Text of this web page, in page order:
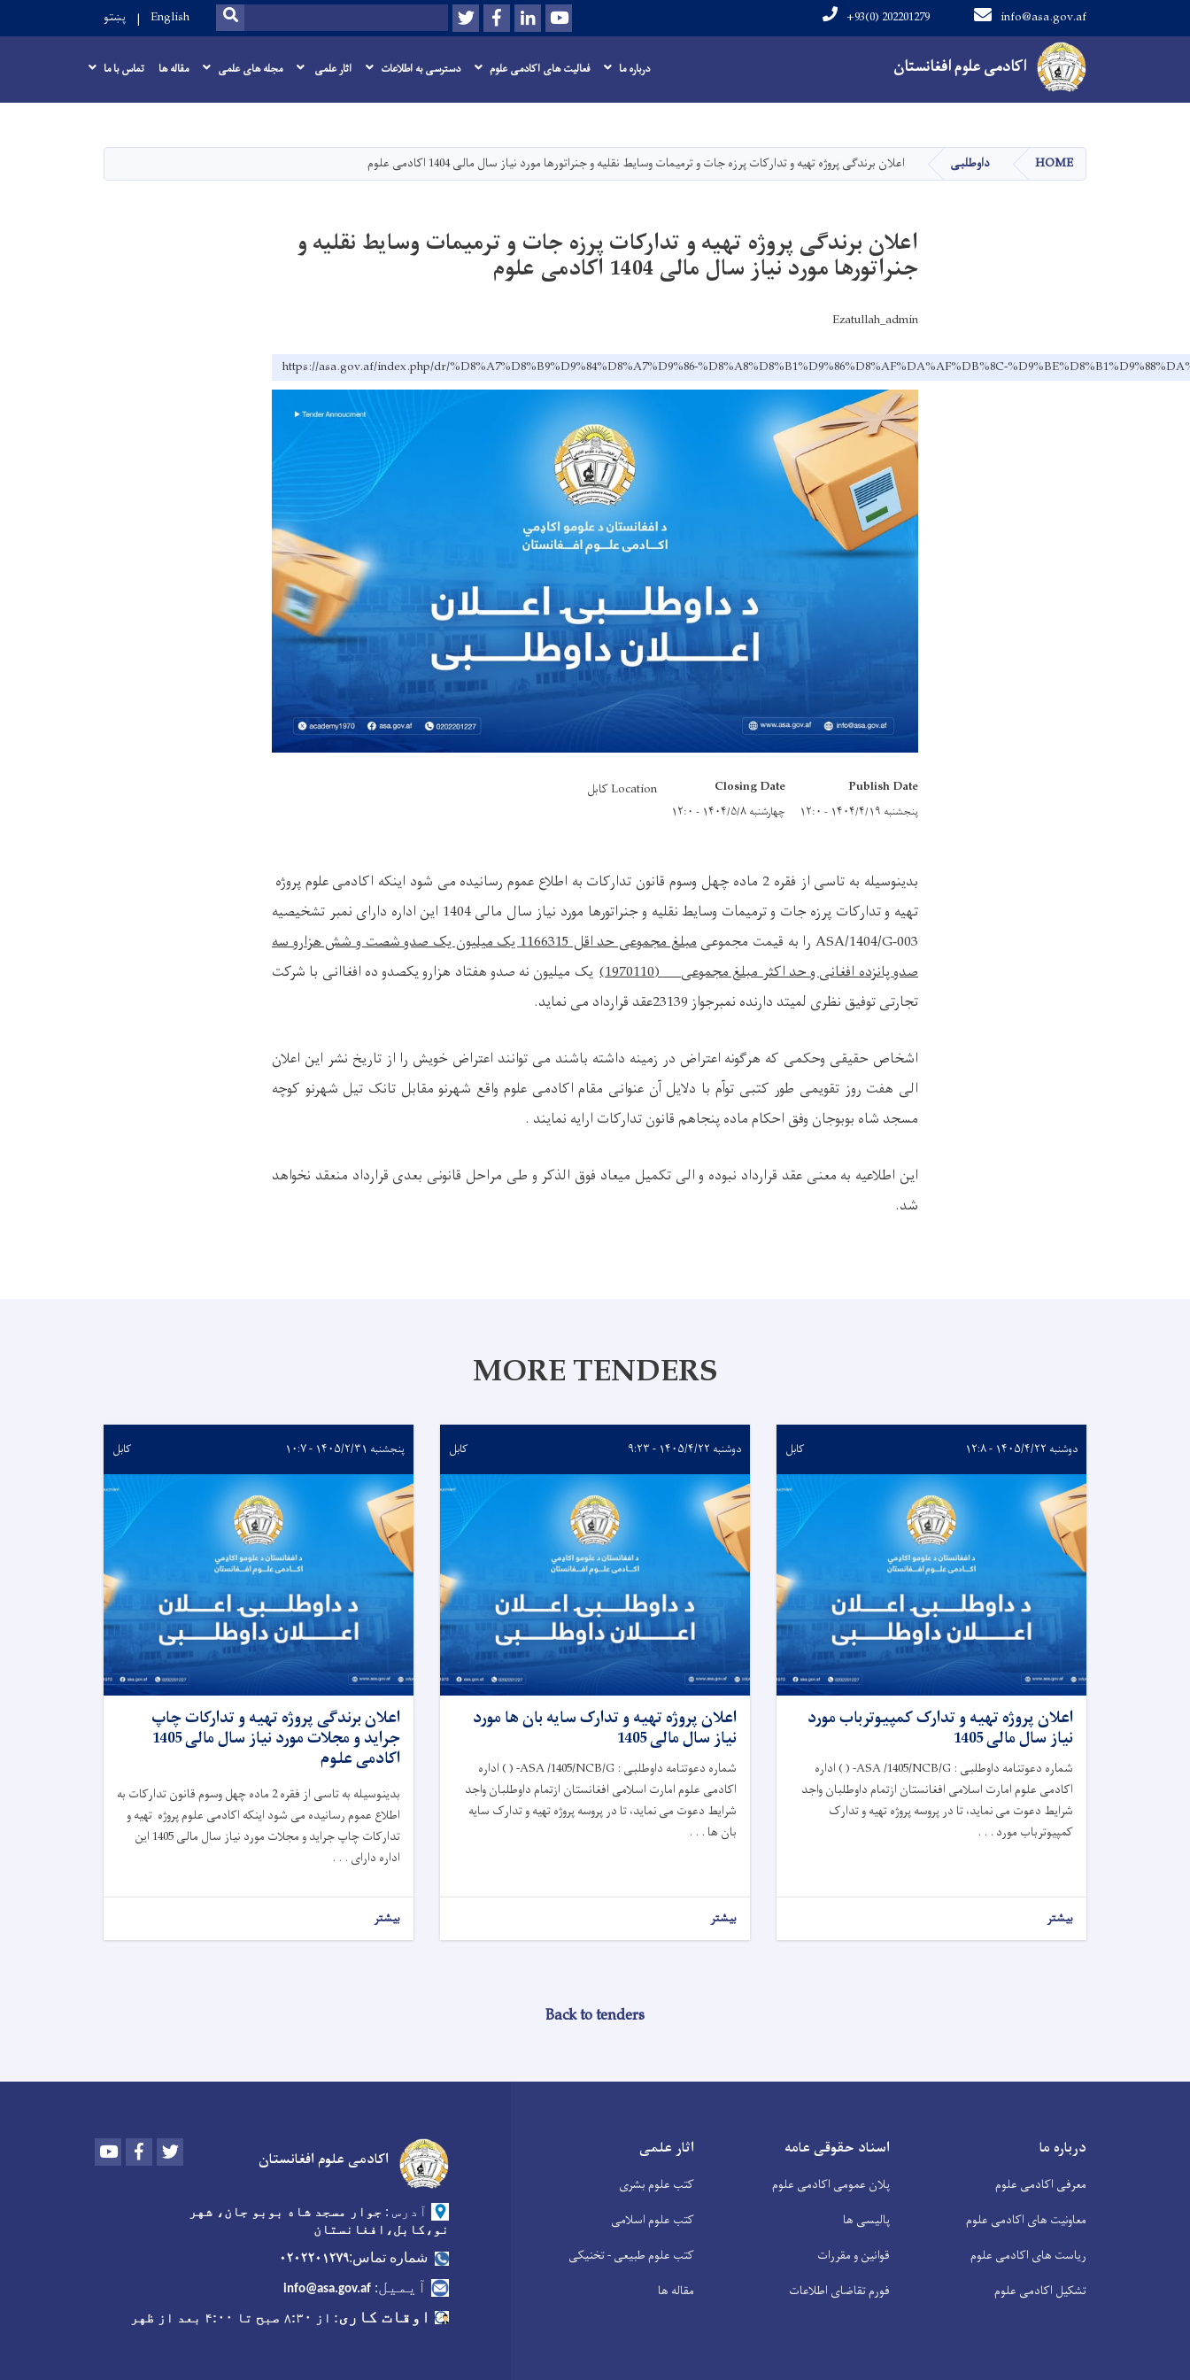
main
content
اکادمی علوم افغانستان
info@asa.gov.af
+93(0) 202201279
Youtube
LinkedIn
Facebook
Twitter
Search
SEARCH
English پښتو
Main navigation
درباره ما فعالیت های اکادمی علوم دسترسی به اطلاعات اثار علمی مجله های علمی مقاله ها تماس با ما
HOME داوطلبی اعلان برندگی پروژه تهیه و تدارکات پرزه جات و ترمیمات وسایط نقلیه و جنراتورها مورد نیاز سال مالی 1404 اکادمی علوم
اعلان برندگی پروژه تهیه و تدارکات پرزه جات و ترمیمات وسایط نقلیه و
جنراتورها مورد نیاز سال مالی 1404 اکادمی علوم
Ezatullah_admin
https://asa.gov.af/index.php/dr/%D8%A7%D8%B9%D9%84%D8%A7%D9%86-%D8%A8%D8%B1%D9%86%D8%AF%DA%AF%DB%8C-
Publish Date
پنجشنبه ۱۴۰۴/۴/۱۹ - ۱۲:۰
Closing Date
چهارشنبه ۱۴۰۴/۵/۸ - ۱۲:۰
Location کابل
بدینوسیله به تاسی از فقره 2 ماده چهل وسوم قانون تدارکات به اطلاع عموم رسانیده می شود اینکه اکادمی علوم پروژه
تهیه و تدارکات پرزه جات و ترمیمات وسایط نقلیه و جنراتورها مورد نیاز سال مالی 1404 این اداره دارای نمبر تشخیصیه
ASA/1404/G-003 را به قیمت مجموعیمبلغ مجموعی حد اقل
1166315 یک میلیون یک صدو شصت و شش هزارو سه
صدو پانزدهافغانی و حد اکثر مبلغ مجموعی (1970110)
یک میلیون نه صدو هفتاد هزارو یکصدو ده افغاانی با شرکت
تجارتی توفیق نظری لمیتد دارنده نمبرجواز23139عقد قرارداد می نماید.
اشخاص حقیقی وحکمی که هرگونه اعتراض در زمینه داشته باشند می توانند اعتراض خویش را از تاریخ نشر این اعلان
الی هفت روز تقویمی طور کتبی توآم با دلایل آن عنوانی مقام اکادمی علوم واقع شهرنو مقابل تانک تیل شهرنو کوچه
مسجد شاه بوبوجان وفق احکام ماده پنجاهم قانون تدارکات ارایه نمایند .
این اطلاعیه به معنی عقد قرارداد نبوده و الی تکمیل میعاد فوق الذکر و طی مراحل قانونی بعدی قرارداد منعقد نخواهد
شد.
MORE TENDERS
دوشنبه ۱۴۰۵/۴/۲۲ - ۱۲:۸ کابل
اعلان پروژه تهیه و تدارک کمپیوترباب مورد
نیاز سال مالی 1405
شماره دعوتنامه داوطلبی : ASA /1405/NCB/G- ( ) اداره
اکادمی علوم امارت اسلامی افغانستان ازتمام داوطلبان واجد
شرایط دعوت می نماید، تا در پروسه پروژه تهیه و تدارک
کمپیوترباب مورد . . .
بیشتر
دوشنبه ۱۴۰۵/۴/۲۲ - ۹:۲۳ کابل
اعلان پروژه تهیه و تدارک سایه بان ها مورد
نیاز سال مالی 1405
شماره دعوتنامه داوطلبی : ASA /1405/NCB/G- ( ) اداره
اکادمی علوم امارت اسلامی افغانستان ازتمام داوطلبان واجد
شرایط دعوت می نماید، تا در پروسه پروژه تهیه و تدارک سایه
بان ها . . .
بیشتر
پنجشنبه ۱۴۰۵/۲/۳۱ - ۱۰:۷ کابل
اعلان برندگی پروژه تهیه و تدارکات چاپ
جراید و مجلات مورد نیاز سال مالی 1405
اکادمی علوم
بدینوسیله به تاسی از فقره 2 ماده چهل وسوم قانون تدارکات به
اطلاع عموم رسانیده می شود اینکه اکادمی علوم پروژه تهیه و
تدارکات چاپ جراید و مجلات مورد نیاز سال مالی 1405 این
اداره دارای . . .
بیشتر
Back to tenders
درباره ما
معرفی اکادمی علوم
معاونیت های اکادمی علوم
ریاست های اکادمی علوم
تشکیل اکادمی علوم
اسناد حقوقی عامه
پلان عمومی اکادمی علوم
پالیسی ها
قوانین و مقررات
فورم تقاضای اطلاعات
اثار علمی
کتب علوم بشری
کتب علوم اسلامی
کتب علوم طبیعی - تخنیکی
مقاله ها
اکادمی علوم افغانستان Youtube Facebook
آدرس : جوار مسجد شاه بوبو جان، شهر
نو،کابل،افغانستان
شماره تماس:۰۲۰۲۲۰۱۲۷۹
آیمیل:
info@asa.gov.af
اوقات کاری: از ۸:۳۰ صبح تا ۴:۰۰ بعد از ظهر